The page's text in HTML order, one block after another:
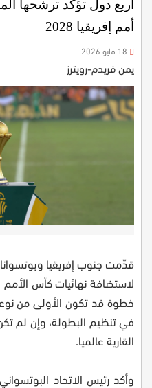
أربع دول تؤكد ترشحها
أمم إفريقيا 2028
يمن فريدم-رويترز
قدّمت جنوب إفريقيا وبوتسوانا
خطوة قد تكون الأولى من
في تنظيم البطولة، وإن لم
القارية عالميا.
وأكد رئيس الاتحاد